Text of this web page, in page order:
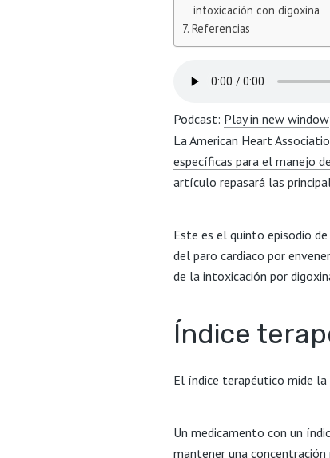
intoxicación con digoxina
Referencias
Podcast: Play in new window
La American Heart
específicas para el manejo
artículo repasará las
Este es el quinto episodio
del paro cardiaco por
de la intoxicación por
Índice
El índice terapéutico mide la
Un medicamento con un
mantener una concentración